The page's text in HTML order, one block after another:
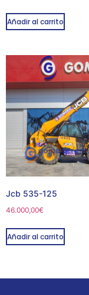
Añadir al carrito
Jcb 535-125
46.000,00€
Añadir al carrito